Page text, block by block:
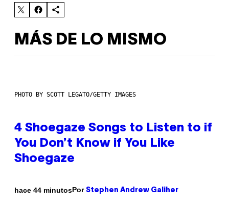
MÁS DE LO MISMO
PHOTO BY SCOTT LEGATO/GETTY IMAGES
4 Shoegaze Songs to Listen to if
You Don’t Know if You Like
Shoegaze
hace 44 minutosPor Stephen Andrew Galiher